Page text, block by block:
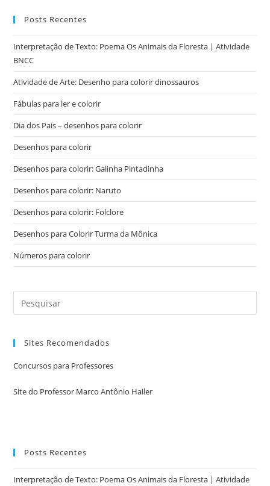
Posts Recentes
Interpretação de Texto: Poema Os Animais da Floresta | Atividade
BNCC
Atividade de Arte: Desenho para colorir dinossauros
Fábulas para ler e colorir
Dia dos Pais – desenhos para colorir
Desenhos para colorir
Desenhos para colorir: Galinha Pintadinha
Desenhos para colorir: Naruto
Desenhos para colorir: Folclore
Desenhos para Colorir Turma da Mônica
Números para colorir
Sites Recomendados
Concursos para Professores
Site do Professor Marco Antônio Hailer
Posts Recentes
Interpretação de Texto: Poema Os Animais da Floresta | Atividade